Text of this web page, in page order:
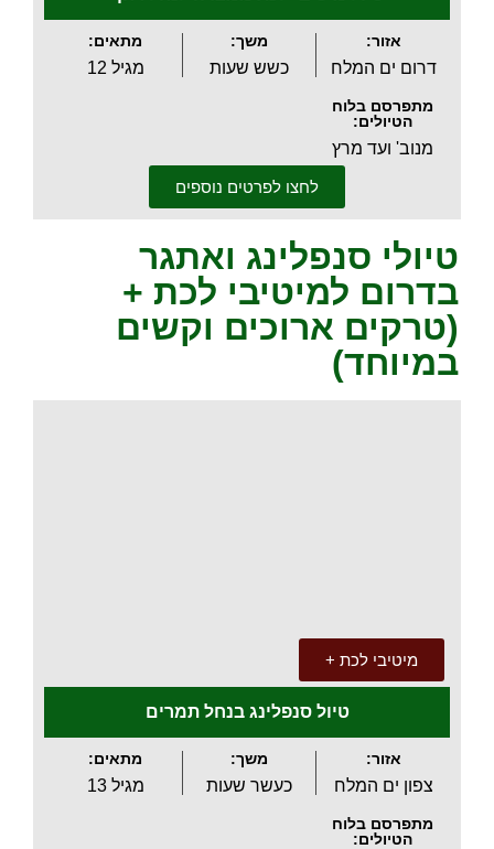
אזור:
דרום ים המלח
משך:
כשש שעות
מתאים:
מגיל 12
מתפרסם בלוח
הטיולים:
מנוב' ועד מרץ
לחצו לפרטים נוספים
טיולי סנפלינג ואתגר
בדרום למיטיבי לכת +
(טרקים ארוכים וקשים
במיוחד)
מיטיבי לכת +
טיול סנפלינג בנחל תמרים
אזור:
צפון ים המלח
משך:
כעשר שעות
מתאים:
מגיל 13
מתפרסם בלוח
הטיולים: